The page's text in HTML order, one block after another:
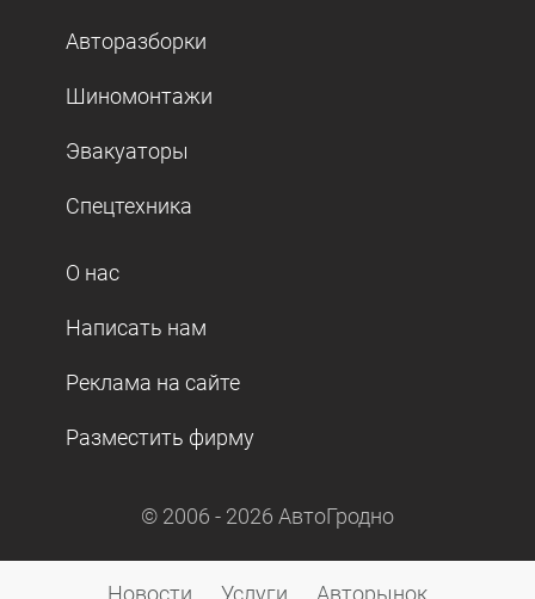
Авторазборки
Шиномонтажи
Эвакуаторы
Спецтехника
О нас
Написать нам
Реклама на сайте
Разместить фирму
© 2006 - 2026 АвтоГродно
Новости Услуги Авторынок